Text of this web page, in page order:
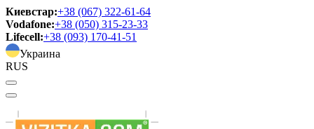
Киевстар:+38 (067) 322-61-64
Vodafone:+38 (050) 315-23-33
Lifecell:+38 (093) 170-41-51
Украина
RUS